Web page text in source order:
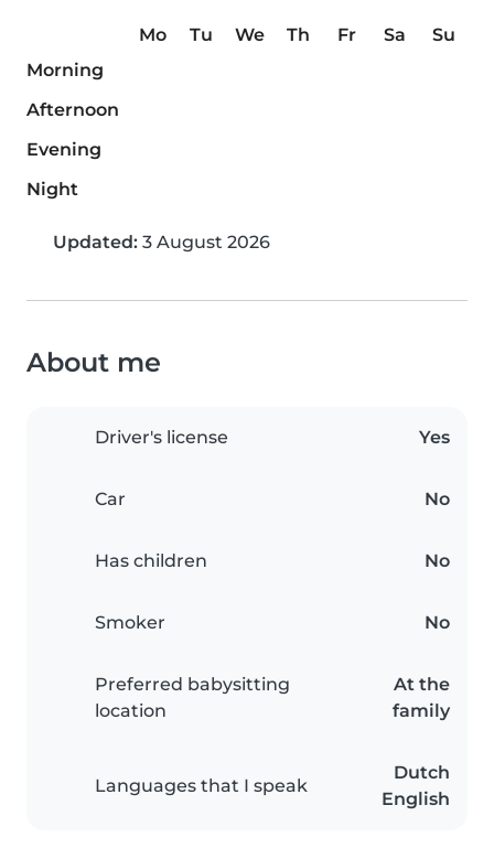
Mo Tu We Th Fr Sa
Su
Morning
Afternoon
Evening
Night
Updated: 3 August 2026
About me
Driver's license Yes
Car No
Has children No
Smoker No
Preferred babysitting
location
At the
family
Languages that I speak
Dutch
English